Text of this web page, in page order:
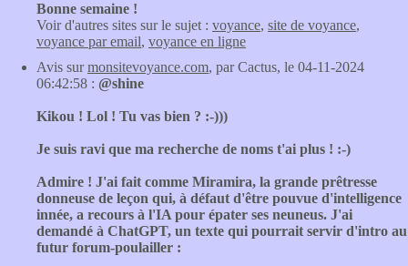
Bonne semaine !
Voir d'autres sites sur le sujet : voyance, site de voyance,
voyance par email, voyance en ligne
Avis surmonsitevoyance.com, par Cactus, le 04-11-2024
06:42:58 : @shine
Kikou ! Lol ! Tu vas bien ? :-)))
Je suis ravi que ma recherche de noms t'ai plus ! :-)
Admire ! J'ai fait comme Miramira, la grande prêtresse
donneuse de leçon qui, à défaut d'être pouvue d'intelligence
innée, a recours à l'IA pour épater ses neuneus. J'ai
demandé à ChatGPT, un texte qui pourrait servir d'intro au
futur forum-poulailler :